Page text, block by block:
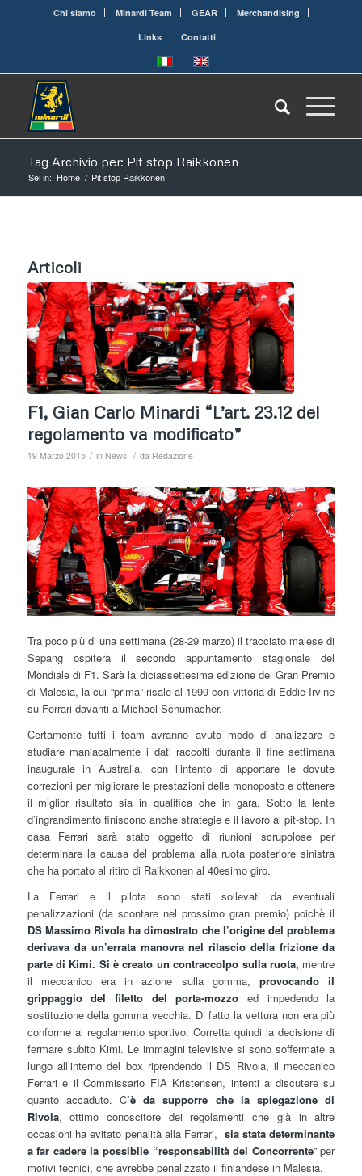
Chi siamo Minardi Team GEAR
Merchandising
Links
Contatti
Tag Archivio per: Pit stop Raikkonen
Sei in: Home / Pit stop Raikkonen
Articoli
F1, Gian Carlo Minardi “L’art. 23.12 del
regolamento va modificato”
19 Marzo 2015 / in News / da Redazione
Tra poco più di una settimana (28-29 marzo) il tracciato malese di
Sepang ospiterà il secondo appuntamento stagionale del
Mondiale di F1. Sarà la diciassettesima edizione del Gran Premio
di Malesia, la cui “prima” risale al 1999 con vittoria di Eddie Irvine
su Ferrari davanti a Michael Schumacher.
Certamente tutti i team avranno avuto modo di analizzare e
studiare maniacalmente i dati raccolti durante il fine settimana
inaugurale in Australia, con l’intento di apportare le dovute
correzioni per migliorare le prestazioni delle monoposto e ottenere
il miglior risultato sia in qualifica che in gara. Sotto la lente
d’ingrandimento finiscono anche strategie e il lavoro al pit-stop. In
casa Ferrari sarà stato oggetto di riunioni scrupolose per
determinare la causa del problema alla ruota posteriore sinistra
che ha portato al ritiro di Raikkonen al 40esimo giro.
La Ferrari e il pilota sono stati sollevati da eventuali
penalizzazioni (da scontare nel prossimo gran premio) poichè il
DS Massimo Rivola ha dimostrato che l’origine del problema
derivava da un’errata manovra nel rilascio della frizione da
parte di Kimi. Si è creato un contraccolpo sulla ruota, mentre
il meccanico era in azione sulla gomma,provocando il
grippaggio del filetto del porta-mozzo ed impedendo la
sostituzione della gomma vecchia. Di fatto la vettura non era più
conforme al regolamento sportivo. Corretta quindi la decisione di
fermare subito Kimi. Le immagini televisive si sono soffermate a
lungo all’interno del box riprendendo il DS Rivola, il meccanico
Ferrari e il Commissario FIA Kristensen, intenti a discutere su
quanto accaduto. C’è da supporre che la spiegazione di
Rivola, ottimo conoscitore dei regolamenti che già in altre
occasioni ha evitato penalità alla Ferrari, sia stata determinante
a far cadere la possibile “responsabilità del Concorrente” per
motivi tecnici, che avrebbe penalizzato il finlandese in Malesia.